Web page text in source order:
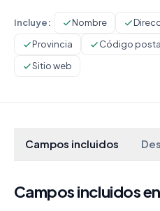
Incluye: Nombre
Provincia
Código
Sitio web
Campos incluidos
Campos incluidos